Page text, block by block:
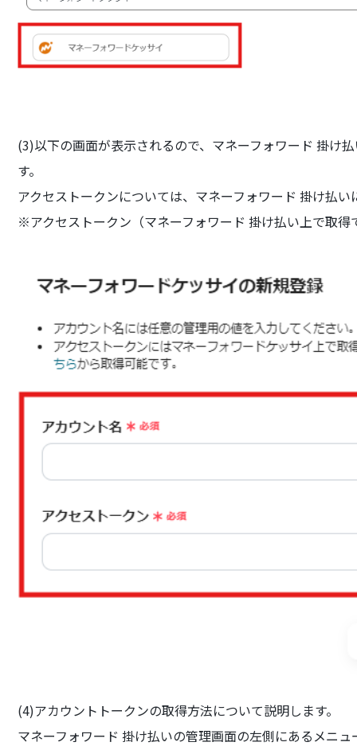
(3)以下の画面が表示されるので、マネーフォワード 掛け
す。
アクセストークンについては、マネーフォワード 掛け払
※アクセストークン（マネーフォワード 掛け払い上で取得
(4)アカウントトークンの取得方法について説明します。
マネーフォワード 掛け払いの管理画面の左側にあるメニ